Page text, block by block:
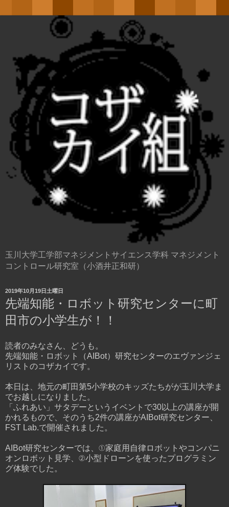
玉川大学工学部マネジメントサイエンス学科 マネジメント
コントロール研究室（小酒井正和研）
2019年10月19日土曜日
先端知能・ロボット研究センターに町
田市の小学生が！！
読者のみなさん、どうも。
先端知能・ロボット（AIBot）研究センターのエヴァンジェ
リストのコザカイです。
本日は、地元の町田第5小学校のキッズたちがが玉川大学ま
でお越しになりました。
「ふれあい」サタデーというイベントで30以上の講座が開
かれるもので、そのうち2件の講座がAIBot研究センター、
FST Lab.で開催されました。
AIBot研究センターでは、①家庭用自律ロボットやコンパニ
オンロボット見学、②小型ドローンを使ったプログラミン
グ体験でした。